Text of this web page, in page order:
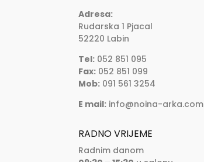
Adresa:
Rudarska 1 Pjacal
52220 Labin
Tel: 052 851 095
Fax: 052 851 099
Mob: 091 561 3254
E mail: info@noina-arka.com
RADNO VRIJEME
Radnim danom